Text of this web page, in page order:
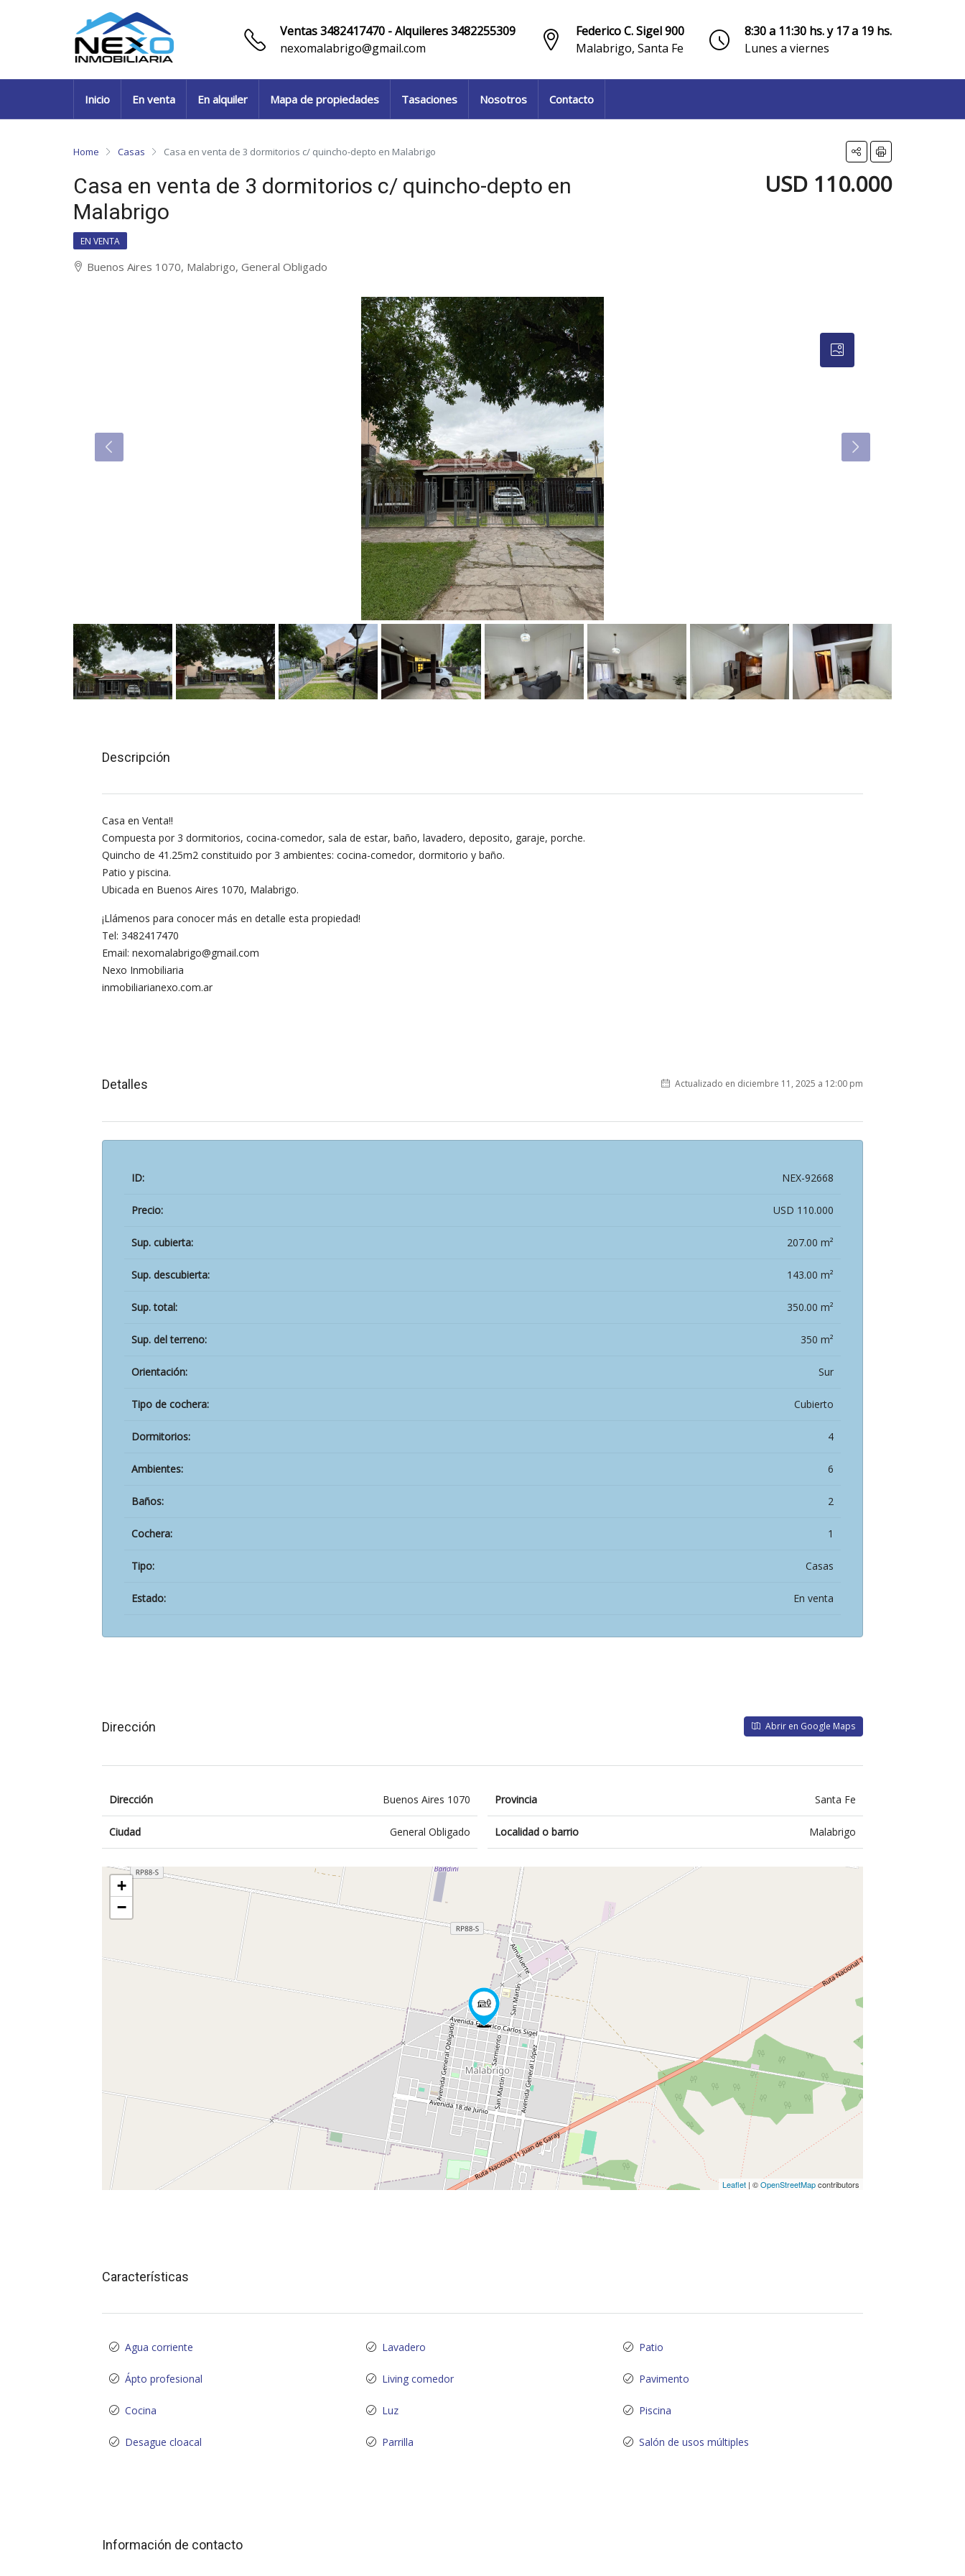
Ventas 3482417470 - Alquileres 3482255309
nexomalabrigo@gmail.com
Federico C. Sigel 900
Malabrigo, Santa Fe
8:30 a 11:30 hs. y 17 a 19 hs.
Lunes a viernes
Inicio En venta En alquiler Mapa de propiedades Tasaciones Nosotros Contacto
Home Casas Casa en venta de 3 dormitorios c/ quincho-depto en Malabrigo
Casa en venta de 3 dormitorios c/ quincho-depto en
Malabrigo
USD 110.000
EN VENTA
Buenos Aires 1070, Malabrigo, General Obligado
Descripción
Casa en Venta!!
Compuesta por 3 dormitorios, cocina-comedor, sala de estar, baño, lavadero, deposito, garaje, porche.
Quincho de 41.25m2 constituido por 3 ambientes: cocina-comedor, dormitorio y baño.
Patio y piscina.
Ubicada en Buenos Aires 1070, Malabrigo.
¡Llámenos para conocer más en detalle esta propiedad!
Tel: 3482417470
Email: nexomalabrigo@gmail.com
Nexo Inmobiliaria
inmobiliarianexo.com.ar
Detalles Actualizado en diciembre 11, 2025 a 12:00 pm
ID: NEX-92668
Precio: USD 110.000
Sup. cubierta: 207.00 m²
Sup. descubierta: 143.00 m²
Sup. total: 350.00 m²
Sup. del terreno: 350 m²
Orientación: Sur
Tipo de cochera: Cubierto
Dormitorios: 4
Ambientes: 6
Baños: 2
Cochera: 1
Tipo: Casas
Estado: En venta
Dirección Abrir en Google Maps
Dirección Buenos Aires 1070
Ciudad General Obligado
Provincia Santa Fe
Localidad o barrio Malabrigo
+
−
Leaflet | ©OpenStreetMapcontributors
Características
Agua corriente
Ápto profesional
Cocina
Desague cloacal
Lavadero
Living comedor
Luz
Parrilla
Patio
Pavimento
Piscina
Salón de usos múltiples
Información de contacto